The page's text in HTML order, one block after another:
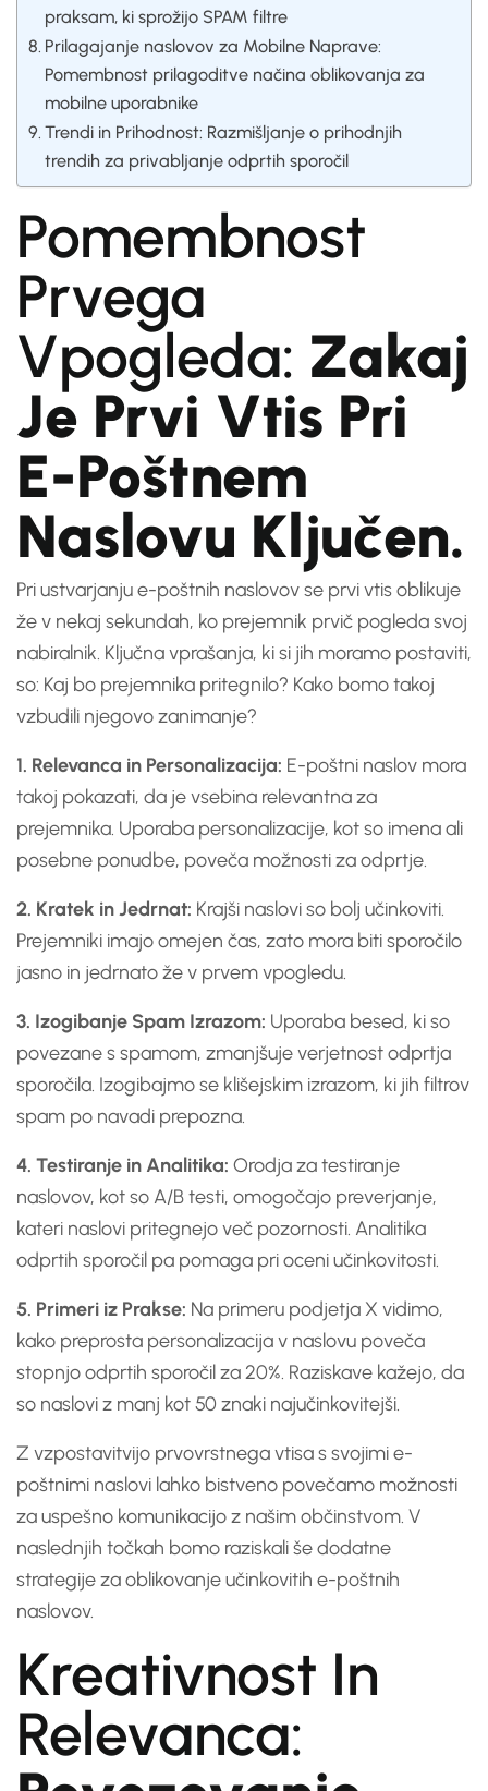
praksam, ki sprožijo SPAM filtre
Prilagajanje naslovov za Mobilne Naprave:
Pomembnost prilagoditve načina oblikovanja za
mobilne uporabnike
Trendi in Prihodnost: Razmišljanje o prihodnjih
trendih za privabljanje odprtih sporočil
Pomembnost
Prvega
Vpogleda: Zakaj
Je Prvi Vtis Pri
E-Poštnem
Naslovu Ključen.
Pri ustvarjanju e-poštnih naslovov se prvi vtis oblikuje
že v nekaj sekundah, ko prejemnik prvič pogleda svoj
nabiralnik. Ključna vprašanja, ki si jih moramo postaviti,
so: Kaj bo prejemnika pritegnilo? Kako bomo takoj
vzbudili njegovo zanimanje?
1. Relevanca in Personalizacija: E-poštni naslov mora
takoj pokazati, da je vsebina relevantna za
prejemnika. Uporaba personalizacije, kot so imena ali
posebne ponudbe, poveča možnosti za odprtje.
2. Kratek in Jedrnat: Krajši naslovi so bolj učinkoviti.
Prejemniki imajo omejen čas, zato mora biti sporočilo
jasno in jedrnato že v prvem vpogledu.
3. Izogibanje Spam Izrazom: Uporaba besed, ki so
povezane s spamom, zmanjšuje verjetnost odprtja
sporočila. Izogibajmo se klišejskim izrazom, ki jih filtrov
spam po navadi prepozna.
4. Testiranje in Analitika: Orodja za testiranje
naslovov, kot so A/B testi, omogočajo preverjanje,
kateri naslovi pritegnejo več pozornosti. Analitika
odprtih sporočil pa pomaga pri oceni učinkovitosti.
5. Primeri iz Prakse: Na primeru podjetja X vidimo,
kako preprosta personalizacija v naslovu poveča
stopnjo odprtih sporočil za 20%. Raziskave kažejo, da
so naslovi z manj kot 50 znaki najučinkovitejši.
Z vzpostavitvijo prvovrstnega vtisa s svojimi e-
poštnimi naslovi lahko bistveno povečamo možnosti
za uspešno komunikacijo z našim občinstvom. V
naslednjih točkah bomo raziskali še dodatne
strategije za oblikovanje učinkovitih e-poštnih
naslovov.
Kreativnost In
Relevanca: